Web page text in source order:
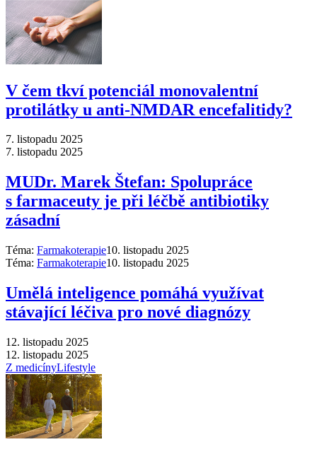
V čem tkví potenciál monovalentní
protilátky u anti-NMDAR encefalitidy?
7. listopadu 2025
7. listopadu 2025
MUDr. Marek Štefan: Spolupráce
s farmaceuty je při léčbě antibiotiky
zásadní
Téma: Farmakoterapie10. listopadu 2025
Téma: Farmakoterapie10. listopadu 2025
Umělá inteligence pomáhá využívat
stávající léčiva pro nové diagnózy
12. listopadu 2025
12. listopadu 2025
Z medicínyLifestyle